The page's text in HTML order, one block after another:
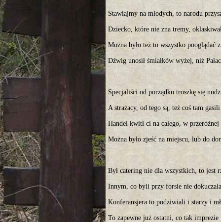
Stawiajmy na młodych, to narodu
Dziecko, które nie zna tremy,
Można było też to wszystko pooglądać
Dźwig unosił śmiałków wyżej, niż
Specjaliści od porządku troszkę się
A strażacy, od tego są, też coś tam gasili
Handel kwitł ci na całego, w
Można było zjeść na miejscu, lub do
Był catering nie dla wszystkich, to jest
Innym, co byli przy forsie nie
Konferansjera to podziwiali i starzy i
To zapewne już ostatni, co tak imprezie